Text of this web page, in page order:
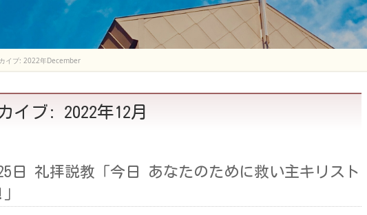
イブ: 2022年December
イブ: 2022年12月
日 礼拝説教「今日 あなたのために救い主キリスト